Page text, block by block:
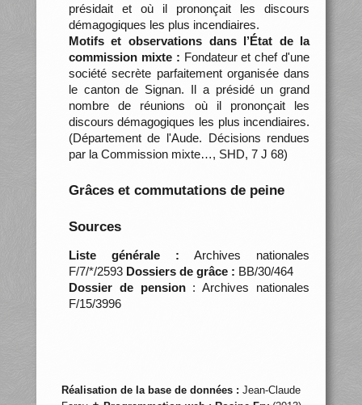
présidait et où il prononçait les discours
démagogiques les plus incendiaires.
Motifs et observations dans l’État de la
commission mixte : Fondateur et chef d'une
société secrète parfaitement organisée dans
le canton de Signan. Il a présidé un grand
nombre de réunions où il prononçait les
discours démagogiques les plus incendiaires.
(Département de l'Aude. Décisions rendues
par la Commission mixte…, SHD, 7 J 68)
Grâces et commutations de peine
Sources
Liste générale : Archives nationales
F/7/*/2593 Dossiers de grâce : BB/30/464
Dossier de pension: Archives nationales
F/15/3996
Réalisation de la base de données : Jean-Claude